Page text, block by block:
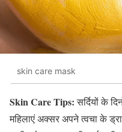
skin care mask
Skin Care Tips:सर्दियों के
महिलाएं अक्सर अपने त्वचा के